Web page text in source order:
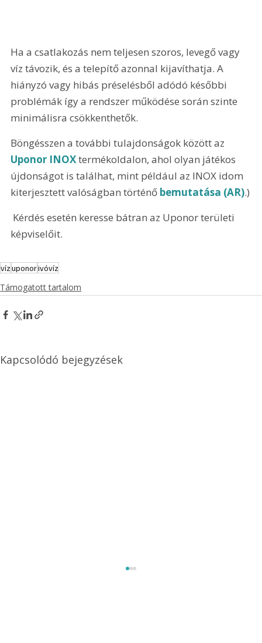
Ha a csatlakozás nem teljesen szoros, levegő vagy
víz távozik, és a telepítő azonnal kijavíthatja. A
hiányzó vagy hibás préselésből adódó későbbi
problémák így a rendszer működése során szinte
minimálisra csökkenthetők.
Böngésszen a további tulajdonságok között az
Uponor INOX termékoldalon, ahol olyan játékos
újdonságot is találhat, mint például az INOX idom
kiterjesztett valóságban történő bemutatása (AR).)
Kérdés esetén keresse bátran az Uponor területi
képviselőit.
vízuponorivóvíz
Támogatott tartalom
Kapcsolódó bejegyzések